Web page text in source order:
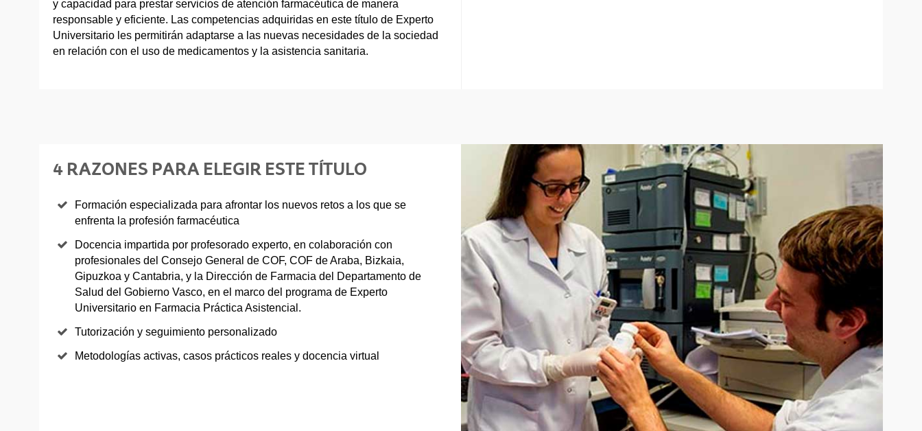
y capacidad para prestar servicios de atención farmacéutica de manera
responsable y eficiente. Las competencias adquiridas en este título de Experto
Universitario les permitirán adaptarse a las nuevas necesidades de la sociedad
en relación con el uso de medicamentos y la asistencia sanitaria.
4 RAZONES PARA ELEGIR ESTE TÍTULO
Formación especializada para afrontar los nuevos retos a los que se
enfrenta la profesión farmacéutica
Docencia impartida por profesorado experto, en colaboración con
profesionales del Consejo General de COF, COF de Araba, Bizkaia,
Gipuzkoa y Cantabria, y la Dirección de Farmacia del Departamento de
Salud del Gobierno Vasco, en el marco del programa de Experto
Universitario en Farmacia Práctica Asistencial.
Tutorización y seguimiento personalizado
Metodologías activas, casos prácticos reales y docencia virtual